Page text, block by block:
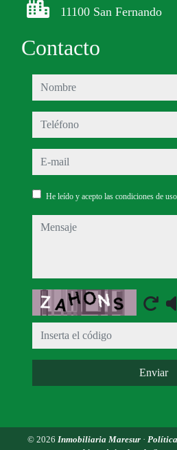
11100 San Fernando
Contacto
nombre
teléfono
e-mail
He leído y acepto las condiciones de
mensaje
Captcha
Enviar
© 2026 Inmobiliaria Maresur ·